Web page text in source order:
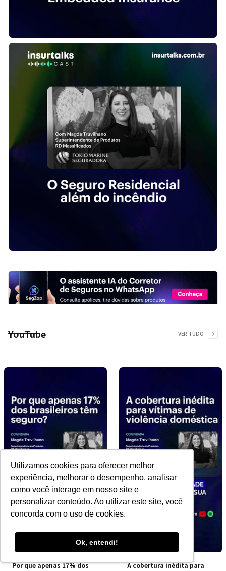
Utilizamos cookies para oferecer melhor
experiência, melhorar o desempenho, analisar
como você interage em nosso site e
personalizar conteúdo. Ao utilizar este site, você
concorda com o uso de cookies.
Ok, entendi!
YouTube VER TUDO
Por que apenas 17% dos A cobertura inédita para